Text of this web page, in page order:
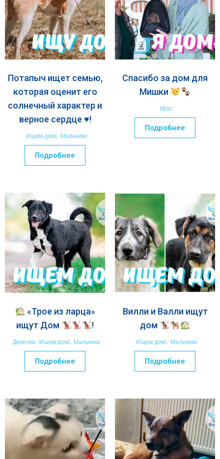
Потапыч ищет семью,
которая оценит его
солнечный характер и
верное сердце ♥️!
Ищем дом!, Мальчики
Подробнее
Спасибо за дом для
Мишки
Misc
Подробнее
«Трое из ларца»
ищут Дом
!
Девочки, Ищем дом!, Мальчики
Подробнее
Вилли и Валли ищут
дом
Ищем дом!, Мальчики
Подробнее